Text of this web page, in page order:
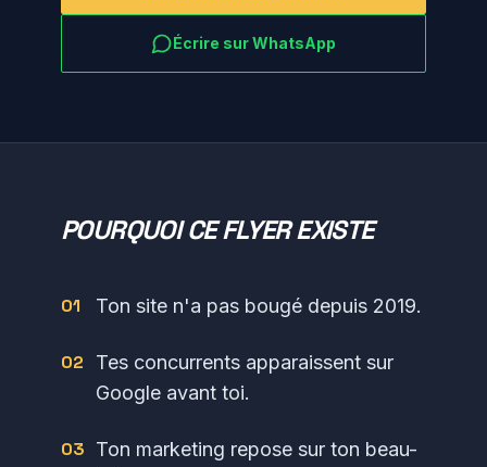
Écrire sur WhatsApp
POURQUOI CE FLYER EXISTE
01 Ton site n'a pas bougé depuis 2019.
02
Tes concurrents apparaissent sur
Google avant toi.
03 Ton marketing repose sur ton beau-